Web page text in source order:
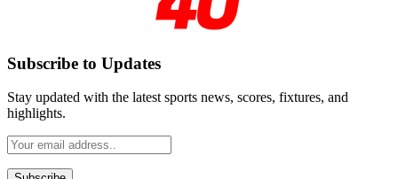
Subscribe to Updates
Stay updated with the latest sports news, scores, fixtures, and
highlights.